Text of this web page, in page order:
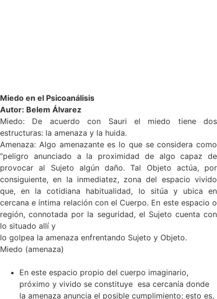
Miedo en el Psicoanálisis
Autor: Belem Álvarez
Miedo: De acuerdo con Sauri el miedo tiene dos
estructuras: la amenaza y la huida.
Amenaza: Algo amenazante es lo que se considera como
“peligro anunciado a la proximidad de algo capaz de
provocar al Sujeto algún daño. Tal Objeto actúa, por
consiguiente, en la inmediatez, zona del espacio vivido
que, en la cotidiana habitualidad, lo sitúa y ubica en
cercana e íntima relación con el Cuerpo. En este espacio o
región, connotada por la seguridad, el Sujeto cuenta con
lo situado allí y
lo golpea la amenaza enfrentando Sujeto y Objeto.
Miedo (amenaza)
En este espacio propio del cuerpo imaginario,
próximo y vivido se constituye esa cercanía donde
la amenaza anuncia el posible cumplimiento; esto es,